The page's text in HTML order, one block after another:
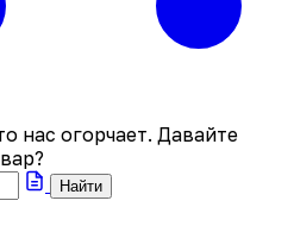
нас огорчает. Давайте
Найти